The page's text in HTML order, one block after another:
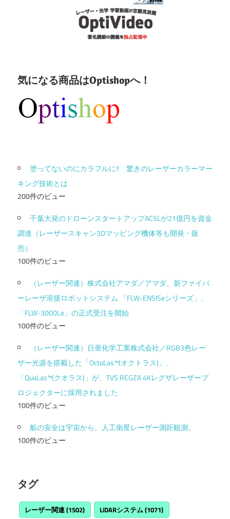
気になる商品はOptishopへ！
塗ってないのにカラフルに!! 驚きのレーザーカラーマー
キング技術とは
200件のビュー
千葉大発のドローンスタートアップACSLが21億円を資金
調達（レーザースキャン3Dマッピング機体等も開発・販
売）
100件のビュー
（レーザー関連）株式会社アマダ／アマダ、新ファイバ
ーレーザ溶接ロボットシステム 「FLW-ENSISeシリーズ」、
「FLW-3000Le」の正式受注を開始
100件のビュー
（レーザー関連）日亜化学工業株式会社／RGB3色レー
ザー光源を搭載した「OctoLas™(オクトラス)」、
「QuaLas™(クオラス)」が、TVS REGZA 4Kレグザレーザープ
ロジェクターに採用されました
100件のビュー
船の安全は宇宙から。人工衛星レーザー測距観測。
100件のビュー
タグ
レーザー関連(1502) LiDARシステム(1071)